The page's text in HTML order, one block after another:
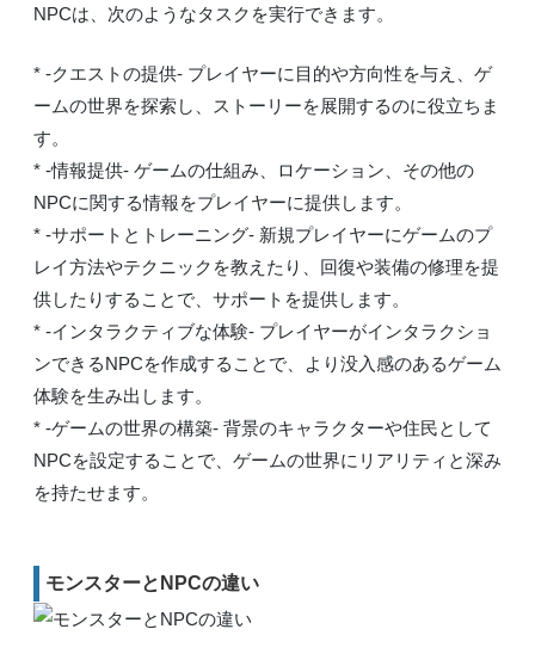
NPCは、次のようなタスクを実行できます。
* -クエストの提供- プレイヤーに目的や方向性を与え、ゲ
ームの世界を探索し、ストーリーを展開するのに役立ちま
す。
* -情報提供- ゲームの仕組み、ロケーション、その他の
NPCに関する情報をプレイヤーに提供します。
* -サポートとトレーニング- 新規プレイヤーにゲームのプ
レイ方法やテクニックを教えたり、回復や装備の修理を提
供したりすることで、サポートを提供します。
* -インタラクティブな体験- プレイヤーがインタラクショ
ンできるNPCを作成することで、より没入感のあるゲーム
体験を生み出します。
* -ゲームの世界の構築- 背景のキャラクターや住民として
NPCを設定することで、ゲームの世界にリアリティと深み
を持たせます。
モンスターとNPCの違い